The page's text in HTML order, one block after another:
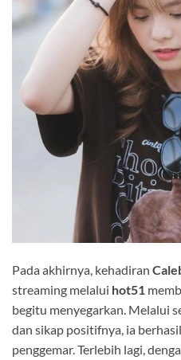
Pada akhirnya, kehadiran
streaming melalui hot51
begitu menyegarkan. Melalui
dan sikap positifnya, ia
penggemar. Terlebih lagi,